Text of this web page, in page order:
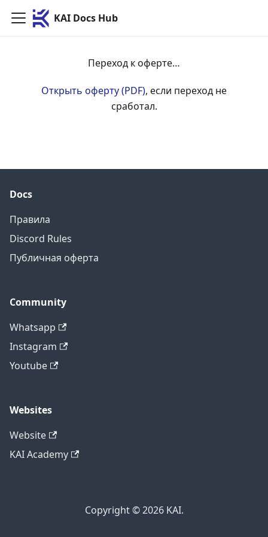
KAI Docs Hub
Переход к оферте…
Открыть оферту (PDF), если переход не
сработал.
Docs
Правила
Discord Rules
Публичная оферта
Community
Whatsapp
Instagram
Youtube
Websites
Website
KAI Academy
Copyright © 2026 KAI.